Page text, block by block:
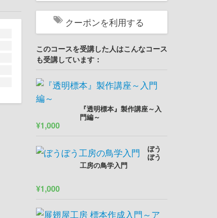
クーポンを利用する
このコースを受講した人はこんなコース
も受講しています：
『透明標本』製作講座～入
門編～
¥1,000
ぼう
ぼう
工房の鳥学入門
¥1,000